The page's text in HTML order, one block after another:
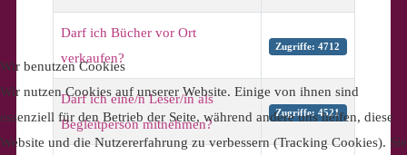
Darf ich Bücher vor Ort
verkaufen?
Zugriffe: 4712
Darf ich eine/n Leser/in als
Begleitperson mitnehmen?
Zugriffe: 4521
Wir benutzen Cookies
Wir nutzen Cookies auf unserer Website. Einige von ihnen sind
essenziell für den Betrieb der Seite, während andere uns helfen, diese
Website und die Nutzererfahrung zu verbessern (Tracking Cookies). Sie